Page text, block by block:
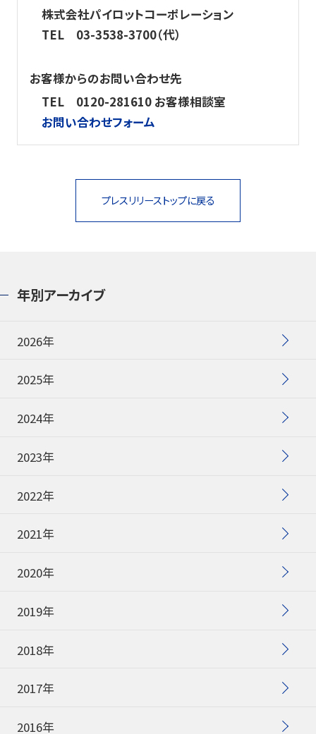
株式会社パイロットコーポレーション
TEL03-3538-3700（代）
お客様からのお問い合わせ先
TEL0120-281610 お客様相談室
お問い合わせフォーム
プレスリリーストップに戻る
年別アーカイブ
2026年
2025年
2024年
2023年
2022年
2021年
2020年
2019年
2018年
2017年
2016年